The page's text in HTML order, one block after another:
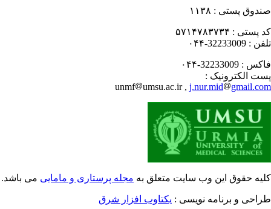
پستی : ۱۱۳۸
پستی : ۵۷۱۴۷۸۳۷۳۴
: 32233009-۰۴۴
: 32233009-۰۴۴
الکترونیک :
unmf
umsu.ac.ir ,j.nur.mid
حقوق این وب سایت متعلق بهمجله پرستاری و ماماییمی باشد.
و برنامه نویسی : یکتاوب افزار شرق